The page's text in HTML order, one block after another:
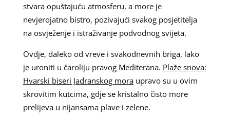
stvara opuštajuću atmosferu, a more je
nevjerojatno bistro, pozivajući svakog posjetitelja
na osvježenje i istraživanje podvodnog svijeta.
Ovdje, daleko od vreve i svakodnevnih briga, lako
je uroniti u čaroliju pravog Mediterana. Plaže snova:
Hvarski biseri Jadranskog moraupravo su u ovim
skrovitim kutcima, gdje se kristalno čisto more
prelijeva u nijansama plave i zelene.